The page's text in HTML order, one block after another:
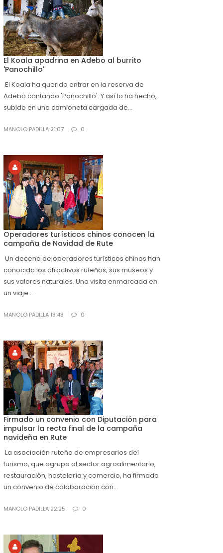
El Koala apadrina en Adebo al burrito
'Panochillo'
El Koala ha querido entrar en la reserva de
Adebo cantando 'Panochillo'. Y así lo ha hecho,
subido en una camioneta cargada de...
MANOLO PADILLA 21:07 0
Operadores turísticos chinos conocen la
campaña de Navidad de Rute
Un decena de operadores turísticos chinos han
conocido los atractivos ruteños, sus museos y
sus valores naturales. Una visita enmarcada en
un viaje...
MANOLO PADILLA 13:43 0
Firmado un convenio con Diputación para
impulsar la recta final de la campaña
navideña en Rute
La asociación ruteña de empresarios del
turismo, que agrupa al sector agroalimentario,
restauración, hostelería y comercio, ha firmado
un convenio de colaboración con...
MANOLO PADILLA 22:25 0